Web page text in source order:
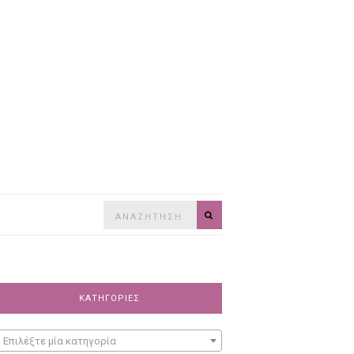
ΚΑΤΗΓΟΡΊΕΣ
Επιλέξτε μία κατηγορία